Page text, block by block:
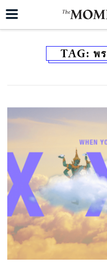
TAG: พ
ค้นหา
SHARE